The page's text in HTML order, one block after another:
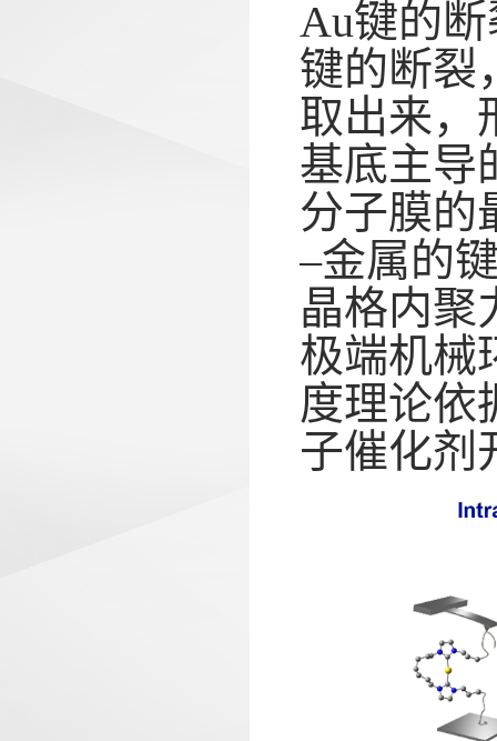
Au键的
键的断裂
取出来，
基底主导
分子膜的
–金属的
晶格内聚
极端机械
度理论依
子催化剂